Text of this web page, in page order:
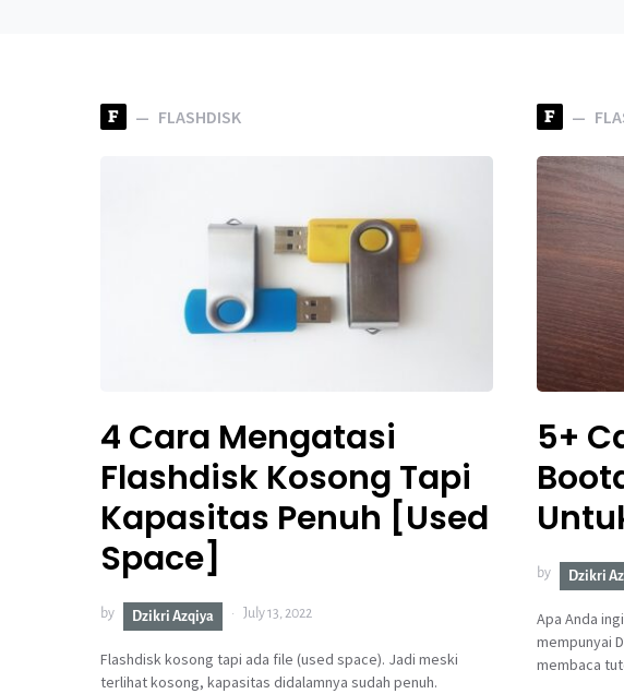
F FLASHDISK
4 Cara Mengatasi
Flashdisk Kosong Tapi
Kapasitas Penuh [Used
Space]
by Dzikri Azqiya July 13, 2022
Flashdisk kosong tapi ada file (used space). Jadi meski
terlihat kosong, kapasitas didalamnya sudah penuh.
F
5+
by Dzikri
Apa Anda
mempunyai
membaca